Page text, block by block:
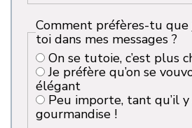
Comment préfères-tu que
toi dans mes messages ?
On se tutoie, c’est plus
Je préfère qu’on se
élégant
gourmandise !